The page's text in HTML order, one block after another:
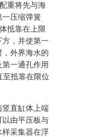
重将先与海
一压缩弹簧
抵靠在上限
，并使第一
外界海水的
一通孔作用
至抵靠在限位
竖直缸体上端
以由平压板与
样采集器在浮